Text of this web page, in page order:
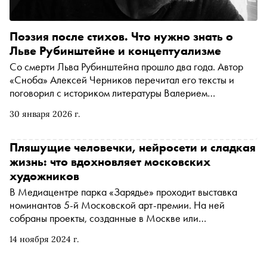
30 января 2026 г.
Поэзия после стихов. Что нужно знать о
Льве Рубинштейне и концептуализме
Со смерти Льва Рубинштейна прошло два года. Автор
«Сноба» Алексей Черников перечитал его тексты и
поговорил с историком литературы Валерием
концептуализм от западного, как оценивать качество
придумал «поэзию после стихов», и можно ли вообще
писать стихи после концептуалистских опытов и
Освенцима
14 ноября 2024 г.
Пляшущие человечки, нейросети и сладкая
жизнь: что вдохновляет московских
художников
В Медиацентре парка «Зарядье» проходит выставка
номинантов 5-й Московской арт-премии. На ней
собраны проекты, созданные в Москве или
экспозиции представлены претенденты в номинациях: